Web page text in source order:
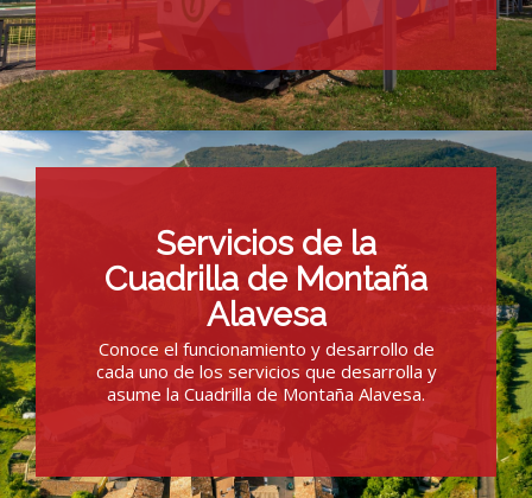
Servicios de la
Cuadrilla de Montaña
Alavesa
Conoce el funcionamiento y desarrollo de
cada uno de los servicios que desarrolla y
asume la Cuadrilla de Montaña Alavesa.